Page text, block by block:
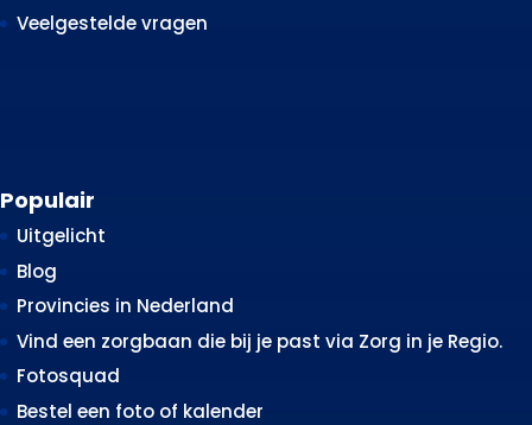
Veelgestelde vragen
Populair
Uitgelicht
Blog
Provincies in Nederland
Vind een zorgbaan die bij je past via Zorg in je Regio.
Fotosquad
Bestel een foto of kalender